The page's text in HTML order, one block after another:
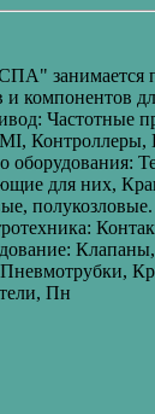
занимается
и компонентов
Частотные
Контроллеры,
оборудования:
для них,
Клапаны,
Пн